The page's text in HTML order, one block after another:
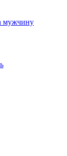
мужчину